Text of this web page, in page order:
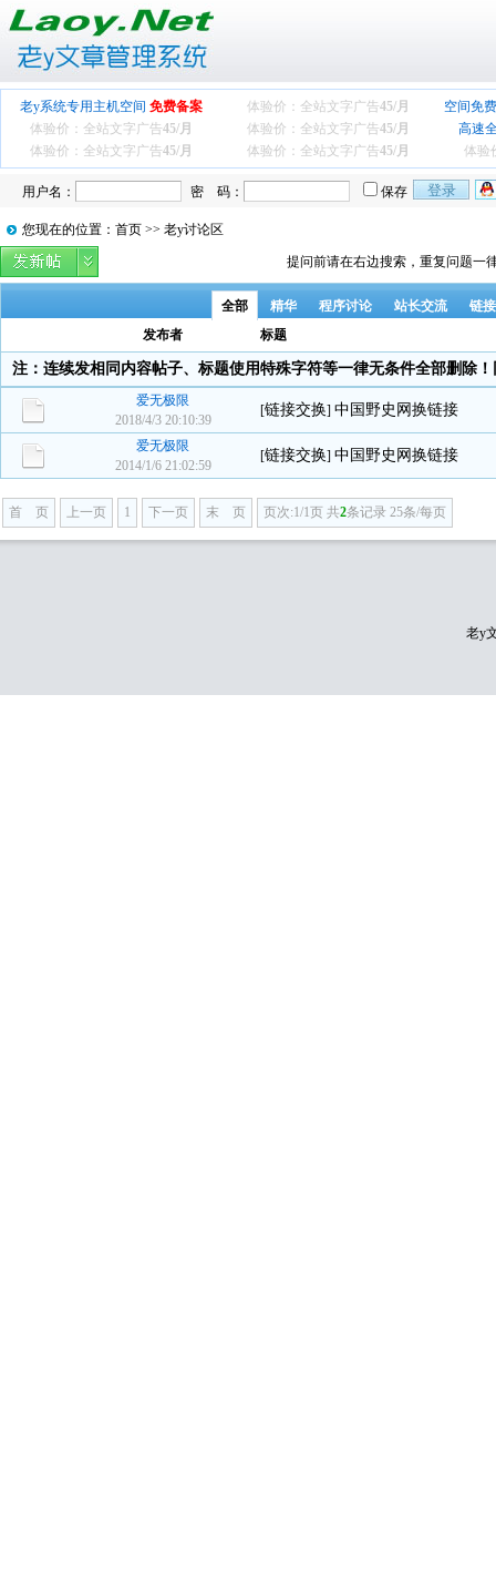
老y系统专用主机空间 免费备案 体验价：全站文字广告45/月
空间免
体验价：全站文字广告45/月 体验价：全站文字广告45/月
高速
体验价：全站文字广告45/月 体验价：全站文字广告45/月 体验
用户名： 密 码： 保存
您现在的位置：首页 >> 老y讨论区
提问前请在右边搜索，重复问题一
全部 精华 程序讨论 站长交流
链
发布者
标题
注：连续发相同内容帖子、标题使用特殊字符等一律无条件全部删除
爱无极限
2018/4/3 20:10:39
[链接交换] 中国野史网换链接
爱无极限
2014/1/6 21:02:59
[链接交换] 中国野史网换链接
首 页 上一页 1 下一页 末 页 页次:1/1页 共2条记录 25条/每页
老y